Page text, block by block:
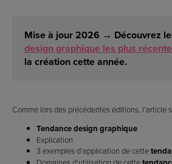
Mise à jour 2026 → Découvrez
design graphique les plus
la création cette année.
Comme lors des précédentes éditions, l’article
Tendance design graphique
Explication
3 exemples d’application de cette